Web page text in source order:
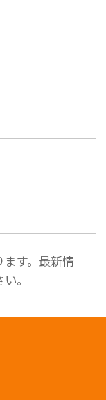
す。最新情
。